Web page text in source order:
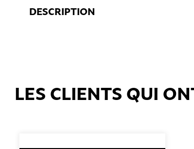
DESCRIPTION
LES CLIENTS QUI